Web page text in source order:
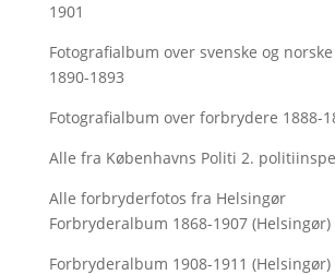
1901
Fotografialbum over svenske og
1890-1893
Fotografialbum over forbrydere 1888-
Alle fra Københavns Politi 2.
Alle forbryderfotos fra Helsingør
Forbryderalbum 1868-1907 (Helsingør)
Forbryderalbum 1908-1911 (Helsingør)